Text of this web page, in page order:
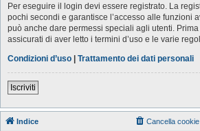
Per eseguire il login devi essere registrato. La
pochi secondi e garantisce l’accesso alle funzioni
può anche dare permessi speciali agli utenti.
assicurati di aver letto i termini d’uso e le varie
Condizioni d’uso | Trattamento dei dati personali
Iscriviti
Indice Cancella cookie